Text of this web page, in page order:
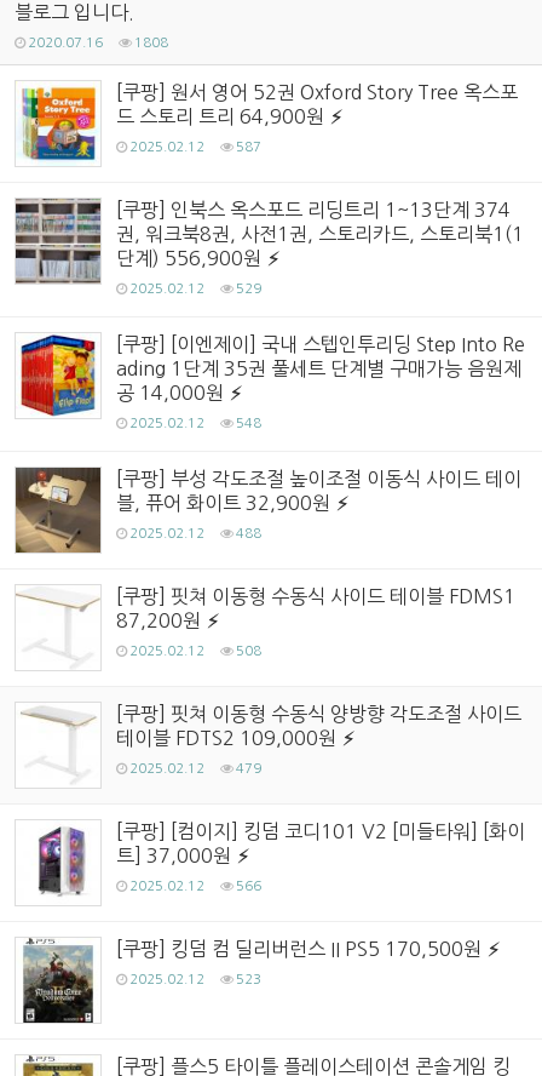
블로그 입니다.
2020.07.16 1808
[쿠팡] 원서 영어 52권 Oxford Story Tree 옥스포
드 스토리 트리 64,900원
2025.02.12 587
[쿠팡] 인북스 옥스포드 리딩트리 1~13단계 374
권, 워크북8권, 사전1권, 스토리카드, 스토리북1(1
단계) 556,900원
2025.02.12 529
[쿠팡] [이엔제이] 국내 스텝인투리딩 Step Into Re
ading 1단계 35권 풀세트 단계별 구매가능 음원제
공 14,000원
2025.02.12 548
[쿠팡] 부성 각도조절 높이조절 이동식 사이드 테이
블, 퓨어 화이트 32,900원
2025.02.12 488
[쿠팡] 핏쳐 이동형 수동식 사이드 테이블 FDMS1
87,200원
2025.02.12 508
[쿠팡] 핏쳐 이동형 수동식 양방향 각도조절 사이드
테이블 FDTS2 109,000원
2025.02.12 479
[쿠팡] [컴이지] 킹덤 코디101 V2 [미들타워] [화이
트] 37,000원
2025.02.12 566
[쿠팡] 킹덤 컴 딜리버런스 II PS5 170,500원
2025.02.12 523
[쿠팡] 플스5 타이틀 플레이스테이션 콘솔게임 킹